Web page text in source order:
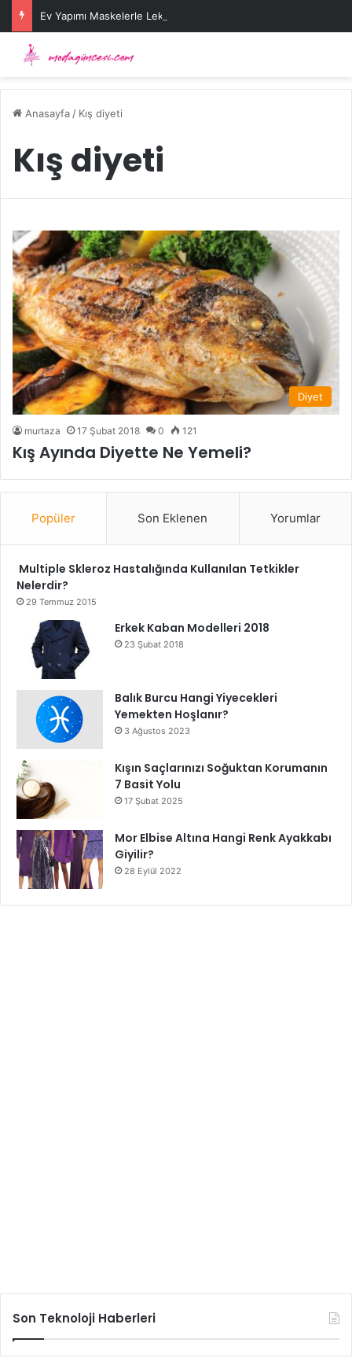
Ev Yapımı Maskelerle Leke Sorununa Çözüm Önerileri
Anasayfa / Kış diyeti
Kış diyeti
Diyet
murtaza 17 Şubat 2018 0 121
Kış Ayında Diyette Ne Yemeli?
Popüler Son Eklenen Yorumlar
Multiple Skleroz Hastalığında Kullanılan Tetkikler
Nelerdir?
29 Temmuz 2015
Erkek Kaban Modelleri 2018
23 Şubat 2018
Balık Burcu Hangi Yiyecekleri
Yemekten Hoşlanır?
3 Ağustos 2023
Kışın Saçlarınızı Soğuktan Korumanın
7 Basit Yolu
17 Şubat 2025
Mor Elbise Altına Hangi Renk Ayakkabı
Giyilir?
28 Eylül 2022
Son Teknoloji Haberleri